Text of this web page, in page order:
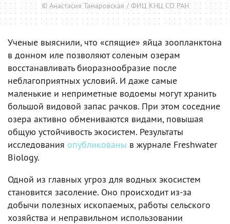
© Анастасия Тамаровская / ФИЦ КНЦ СО РАН
Ученые выяснили, что «спящие» яйца зоопланктона
в донном иле позволяют соленым озерам
восстанавливать биоразнообразие после
неблагоприятных условий. И даже самые
маленькие и неприметные водоемы могут хранить
большой видовой запас рачков. При этом соседние
озера активно обмениваются видами, повышая
общую устойчивость экосистем. Результаты
исследования опубликованы в журнале Freshwater
Biology.
Одной из главных угроз для водных экосистем
становится засоление. Оно происходит из-за
добычи полезных ископаемых, работы сельского
хозяйства и неправильном использовании